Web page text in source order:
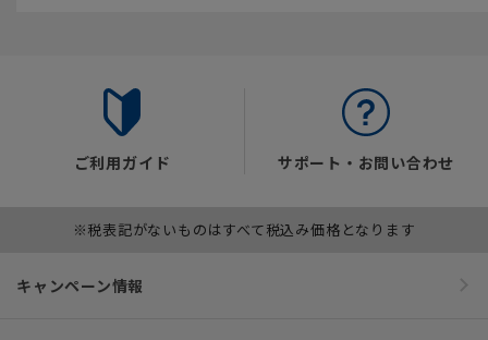
ご利用ガイド サポート・お問い合わせ
※税表記がないものはすべて税込み価格となります
キャンペーン情報